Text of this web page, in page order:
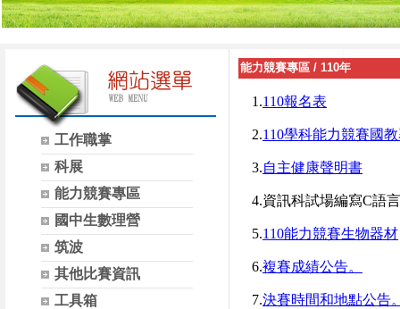
工作職掌
科展
能力競賽專區
國中生數理營
筑波
其他比賽資訊
工具箱
能力競賽專區 / 110年
1.110報名表
2.110學科能力競賽國
3.自主健康聲明書
4.資訊科試場編寫C語
5.110能力競賽生物器材
6.複賽成績公告。
7.決賽時間和地點公告